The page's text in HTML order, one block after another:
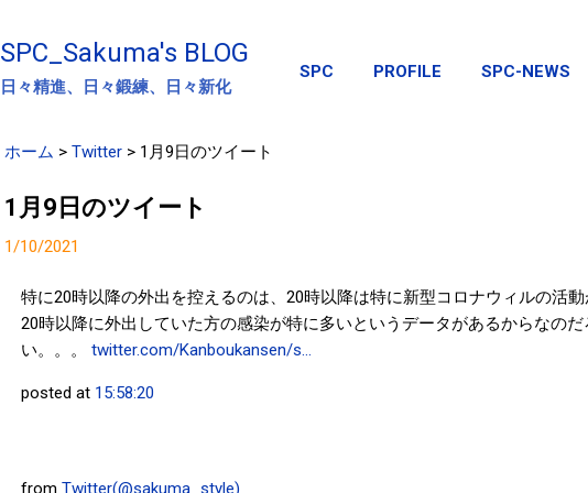
SPC_Sakuma's BLOG
日々精進、日々鍛練、日々新化
SPC PROFILE SPC-NEWS
ホーム > Twitter > 1月9日のツイート
1月9日のツイート
1/10/2021
特に20時以降の外出を控えるのは、20時以降は特に新型コロナウィルの活
20時以降に外出していた方の感染が特に多いというデータがあるからなの
い。。。 twitter.com/Kanboukansen/s…
posted at 15:58:20
from Twitter(@sakuma_style)